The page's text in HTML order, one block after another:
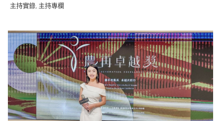
主持實錄, 主持專欄